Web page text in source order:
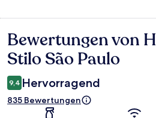
Bewertungen
Bewertungen von
Stilo São Paulo
9,4 Hervorragend
835 Bewertungen